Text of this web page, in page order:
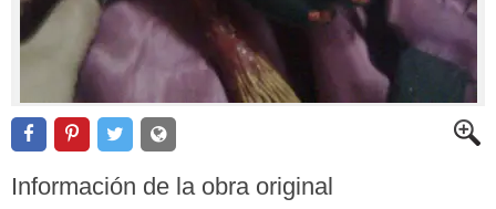
Información de la obra original